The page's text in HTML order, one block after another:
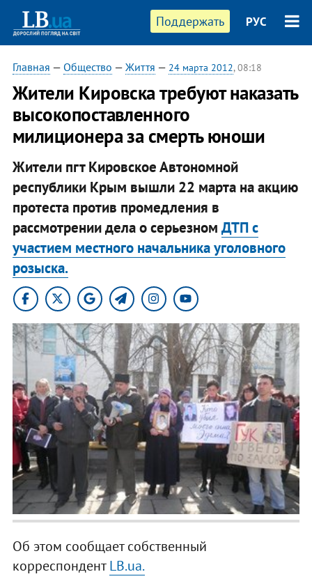
Поддержать РУС
Главная — Общество — Життя — 24 марта 2012, 08:18
Жители Кировска требуют наказать
высокопоставленного
милиционера за смерть юноши
Жители пгт Кировское Автономной
республики Крым вышли 22 марта на акцию
протеста против промедления в
рассмотрении дела о серьезном ДТП с
участием местного начальника уголовного
розыска.
Об этом сообщает собственный
корреспондентLB.ua.